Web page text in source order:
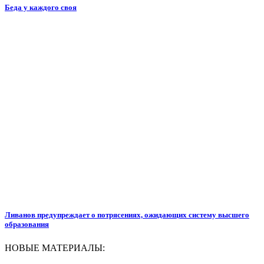
Беда у каждого своя
Ливанов предупреждает о потрясениях, ожидающих систему высшего
образования
НОВЫЕ МАТЕРИАЛЫ: